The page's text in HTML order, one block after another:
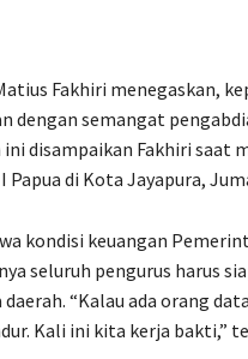
Fakhiri menegaskan,
dengan semangat
disampaikan Fakhiri saat
di Kota Jayapura,
kondisi keuangan
seluruh pengurus harus
“Kalau ada orang
Kali ini kita kerja bakti,”